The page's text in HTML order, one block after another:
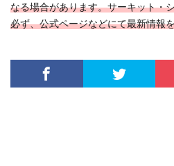
なる場合があります。サーキット・
必ず、公式ページなどにて最新情報